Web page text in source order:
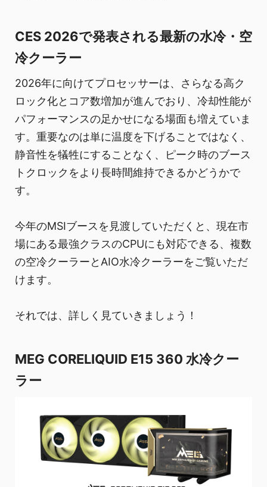
CES 2026で発表される最新の水冷・空
冷クーラー
2026年に向けてプロセッサーは、さらなる高ク
ロック化とコア数増加が進んでおり、冷却性能が
パフォーマンスの足かせになる場面も増えていま
す。重要なのは単に温度を下げることではなく、
静音性を犠牲にすることなく、ピーク時のブース
トクロックをより長時間維持できるかどうかで
す。
今年のMSIブースを見渡していただくと、現在市
場にある最強クラスのCPUにも対応できる、複数
の空冷クーラーとAIO水冷クーラーをご覧いただ
けます。
それでは、詳しく見ていきましょう！
MEG CORELIQUID E15 360 水冷クー
ラー